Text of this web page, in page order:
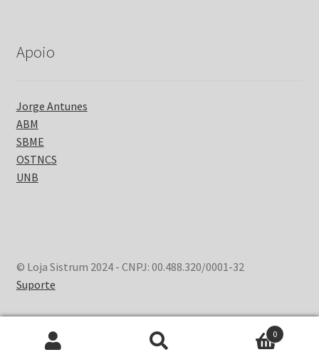
Apoio
Jorge Antunes
ABM
SBME
OSTNCS
UNB
© Loja Sistrum 2024 - CNPJ: 00.488.320/0001-32
Suporte
0